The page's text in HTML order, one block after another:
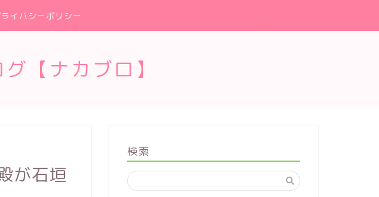
イバシーポリシー
【ナカブロ】
が石垣
検索